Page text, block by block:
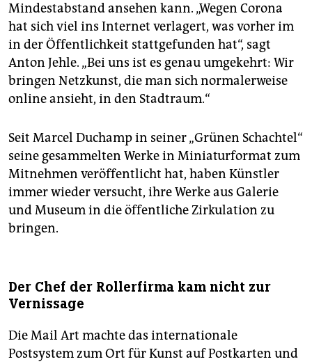
Mindestabstand ansehen kann. „Wegen Corona
hat sich viel ins Internet verlagert, was vorher im
in der Öffentlichkeit stattgefunden hat“, sagt
Anton Jehle. „Bei uns ist es genau umgekehrt: Wir
bringen Netzkunst, die man sich normalerweise
online ansieht, in den Stadtraum.“
Seit Marcel Duchamp in seiner „Grünen Schachtel“
seine gesammelten Werke in Miniaturformat zum
Mitnehmen veröffentlicht hat, haben Künstler
immer wieder versucht, ihre Werke aus Galerie
und Museum in die öffentliche Zirkulation zu
bringen.
Der Chef der Rollerfirma kam nicht zur
Vernissage
Die Mail Art machte das internationale
Postsystem zum Ort für Kunst auf Postkarten und